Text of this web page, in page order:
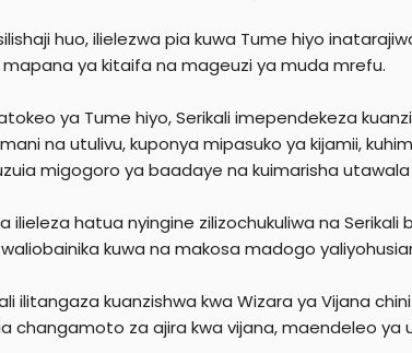
huo, ilielezwa pia kuwa Tume hiyo
ya kitaifa na mageuzi ya muda mrefu.
ya Tume hiyo, Serikali imependekeza
na utulivu, kuponya mipasuko ya kijamii,
migogoro ya baadaye na kuimarisha
ilieleza hatua nyingine zilizochukuliwa na
waliobainika kuwa na makosa madogo
ilitangaza kuanzishwa kwa Wizara ya Vijana
changamoto za ajira kwa vijana, maendeleo